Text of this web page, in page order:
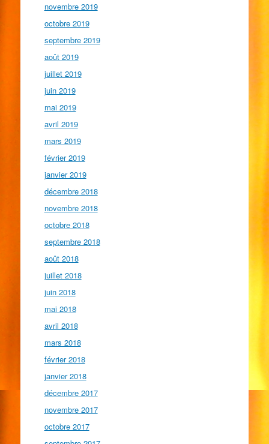
novembre 2019
octobre 2019
septembre 2019
août 2019
juillet 2019
juin 2019
mai 2019
avril 2019
mars 2019
février 2019
janvier 2019
décembre 2018
novembre 2018
octobre 2018
septembre 2018
août 2018
juillet 2018
juin 2018
mai 2018
avril 2018
mars 2018
février 2018
janvier 2018
décembre 2017
novembre 2017
octobre 2017